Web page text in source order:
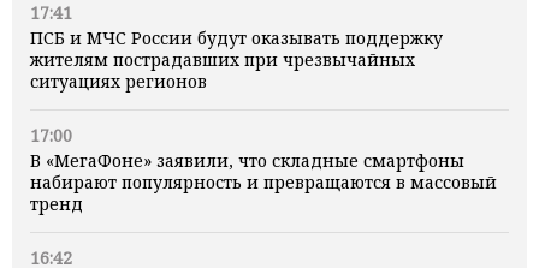
17:41
ПСБ и МЧС России будут оказывать поддержку
жителям пострадавших при чрезвычайных
ситуациях регионов
17:00
В «МегаФоне» заявили, что складные смартфоны
набирают популярность и превращаются в массовый
тренд
16:42